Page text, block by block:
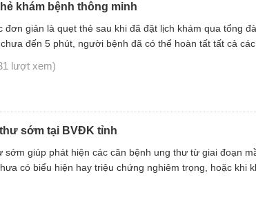
khám bệnh thông minh
đơn giản là quẹt thẻ sau khi đã đặt lịch khám qua tổng
đến 5 phút, người bệnh đã có thể hoàn tất tất cả
lượt xem)
sớm tại BVĐK tỉnh
sớm giúp phát hiện các căn bệnh ung thư từ giai đoạn
có biểu hiện hay triệu chứng nghiêm trọng, hoặc khi